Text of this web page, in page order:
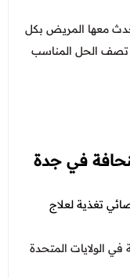
معها المريض بكل
تصف الحل المناسب
في جدة
تغذية لعلاج
الولايات المتحدة